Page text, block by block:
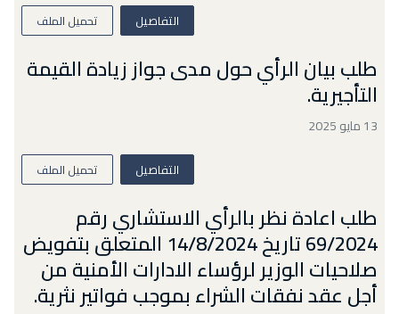
التفاصيل تحميل الملف
طلب بيان الرأي حول مدى جواز زيادة القيمة
التأجيرية.
13 مايو 2025
التفاصيل تحميل الملف
طلب اعادة نظر بالرأي الاستشاري رقم
69/2024 تاريخ 14/8/2024 المتعلق بتفويض
صلاحيات الوزير لرؤساء الادارات الأمنية من
أجل عقد نفقات الشراء بموجب فواتير نثرية.